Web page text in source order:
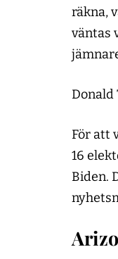
räkna,
väntas
Donald
För att
16
Biden.